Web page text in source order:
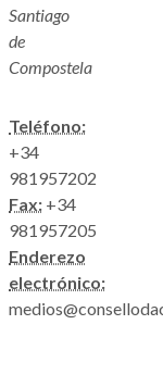
Santiago
de
Compostela
Teléfono:
+34
981957202
Fax: +34
981957205
Enderezo
electrónico: